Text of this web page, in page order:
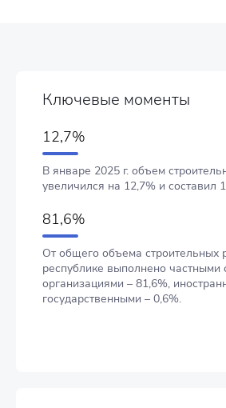
Ключевые моменты
12,7%
В январе 2025 г. объем
увеличился на 12,7% и составил
81,6%
От общего объема строительных
республике выполнено частными
организациями – 81,6%,
государственными – 0,6%.